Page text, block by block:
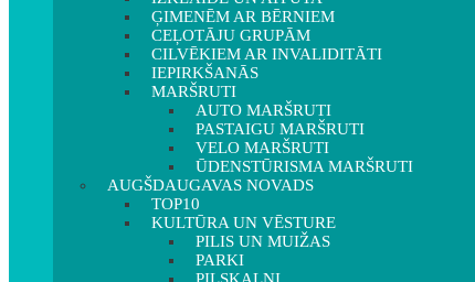
ĢIMENĒM AR BĒRNIEM
CEĻOTĀJU GRUPĀM
CILVĒKIEM AR INVALIDITĀTI
IEPIRKŠANĀS
MARŠRUTI
AUTO MARŠRUTI
PASTAIGU MARŠRUTI
VELO MARŠRUTI
ŪDENSTŪRISMA MARŠRUTI
AUGŠDAUGAVAS NOVADS
TOP10
KULTŪRA UN VĒSTURE
PILIS UN MUIŽAS
PARKI